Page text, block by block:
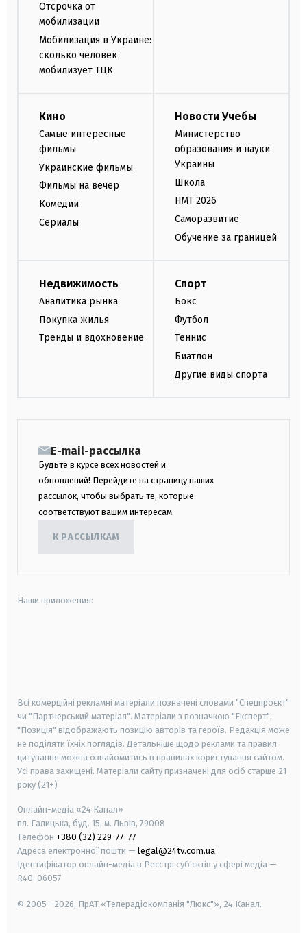
Отсрочка от
мобилизации
Мобилизация в Украине:
сколько человек
мобилизует ТЦК
Кино
Самые интересные
фильмы
Украинские фильмы
Фильмы на вечер
Комедии
Сериалы
Новости Учебы
Министерство
образования и науки
Украины
Школа
НМТ 2026
Саморазвитие
Обучение за границей
Недвижимость
Аналитика рынка
Покупка жилья
Тренды и вдохновение
Спорт
Бокс
Футбол
Теннис
Биатлон
Другие виды спорта
E-mail-рассылка
Будьте в курсе всех новостей и
обновлений! Перейдите на страницу наших
рассылок, чтобы выбрать те, которые
соответствуют вашим интересам.
К РАССЫЛКАМ
Наши приложения:
Всі комерційні рекламні матеріали позначені словами "Спецпроєкт"
чи "Партнерський матеріал". Матеріали з позначкою "Експерт",
"Позиція" відображають позицію авторів та героїв. Редакція може
не поділяти їхніх поглядів. Детальніше щодо реклами та правил
цитування можна ознайомитись в правилах користування сайтом.
Усі права захищені. Матеріали сайту призначені для осіб старше 21
року (21+)
Онлайн-медіа «24 Канал»
пл. Галицька, буд. 15, м. Львів, 79008
Телефон +380 (32) 229-77-77
Адреса електронної пошти — legal@24tv.com.ua
Ідентифікатор онлайн-медіа в Реєстрі суб'єктів у сфері медіа —
R40-06057
© 2005—2026, ПрАТ «Телерадіокомпанія "Люкс"», 24 Канал.